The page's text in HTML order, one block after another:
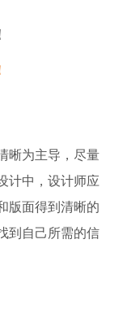
晰为主导，尽量
计中，设计师应
版面得到清晰的
到自己所需的信